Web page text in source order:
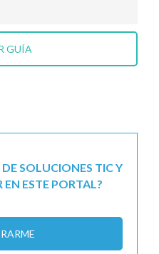
GUÍA
SOLUCIONES TIC Y
EN ESTE PORTAL?